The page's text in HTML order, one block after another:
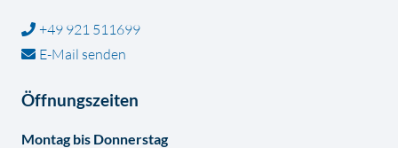
+49 921 511699
E-Mail senden
Öffnungszeiten
Montag bis Donnerstag